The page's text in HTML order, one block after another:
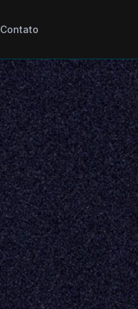
Contato